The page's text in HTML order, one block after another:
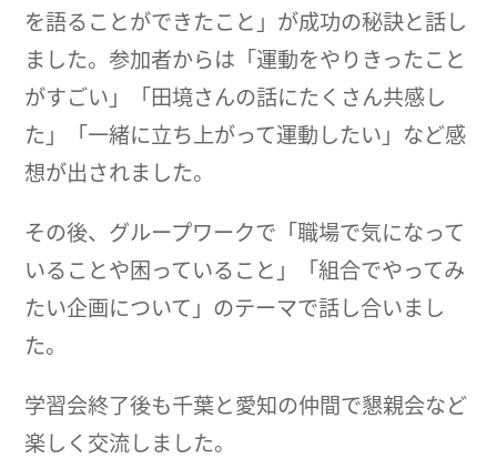
を語ることができたこと」が成功の秘訣と話し
ました。参加者からは「運動をやりきったこと
がすごい」「田境さんの話にたくさん共感し
た」「一緒に立ち上がって運動したい」など感
想が出されました。
その後、グループワークで「職場で気になって
いることや困っていること」「組合でやってみ
たい企画について」のテーマで話し合いまし
た。
学習会終了後も千葉と愛知の仲間で懇親会など
楽しく交流しました。